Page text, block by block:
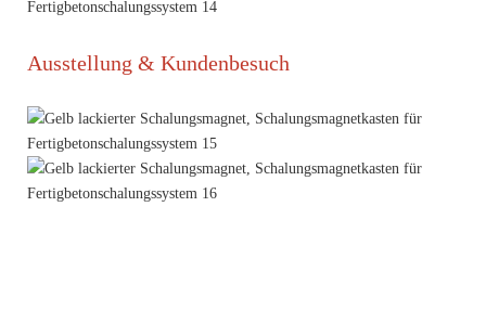
Ausstellung & Kundenbesuch